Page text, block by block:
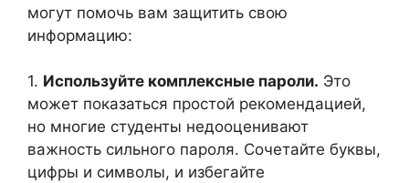
могут помочь вам защитить свою
информацию:
1. Используйте комплексные пароли. Это
может показаться простой рекомендацией,
но многие студенты недооценивают
важность сильного пароля. Сочетайте буквы,
цифры и символы, и избегайте